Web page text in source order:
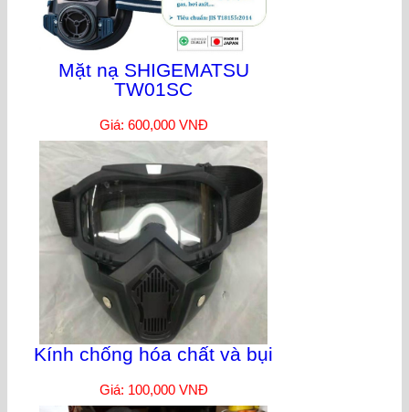
Mặt nạ SHIGEMATSU
TW01SC
Giá: 600,000 VNĐ
Kính chống hóa chất và bụi
Giá: 100,000 VNĐ